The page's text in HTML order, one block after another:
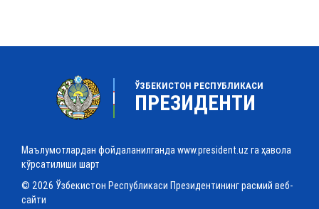
ЎЗБЕКИСТОН РЕСПУБЛИКАСИ
ПРЕЗИДЕНТИ
Маълумотлардан фойдаланилганда www.president.uz га ҳавола
кўрсатилиши шарт
© 2026 Ўзбекистон Республикаси Президентининг расмий веб-
сайти